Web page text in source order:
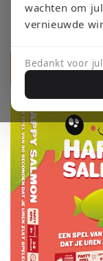
Flip-7
Prix
€9,95
Ajouter au
wachten om
vernieuwde
Bedankt voor